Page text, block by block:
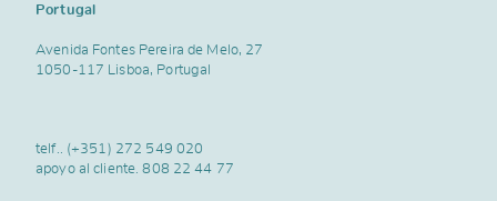
Portugal
Avenida Fontes Pereira de Melo, 27
1050-117 Lisboa, Portugal
telf.. (+351) 272 549 020
apoyo al cliente.808 22 44 77